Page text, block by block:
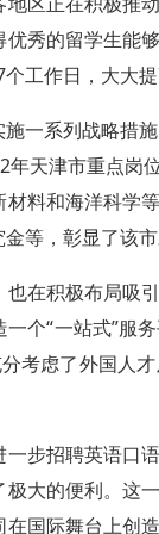
秀的留学生能
工作日，大大
一系列战略措
天津市重点
料和海洋科学
等，彰显了该
在积极布局吸
个“一站式”服
考虑了外国人
步招聘英语口
大的便利。这
国际舞台上创